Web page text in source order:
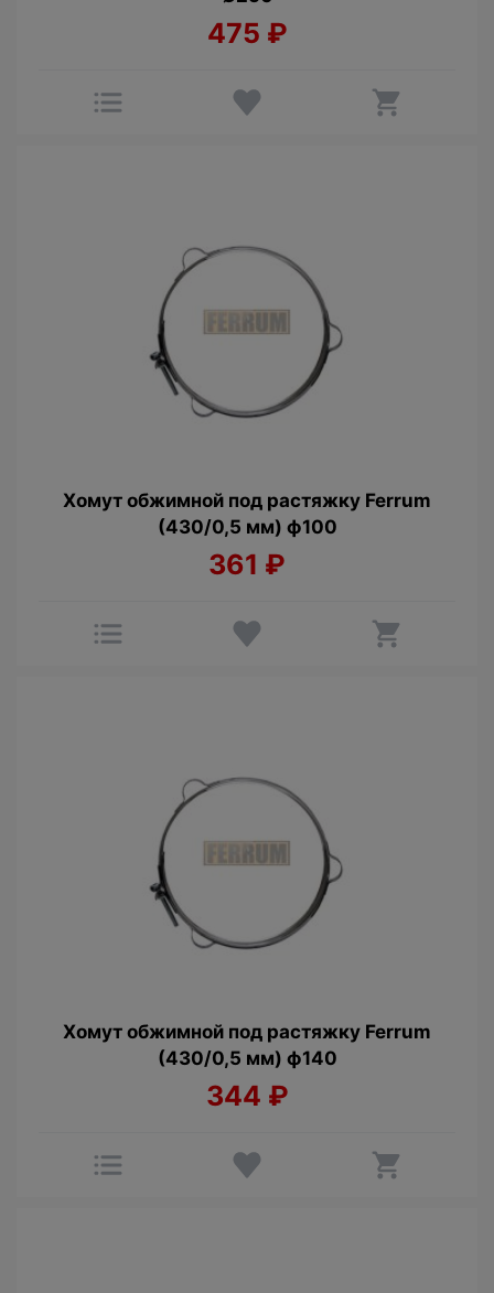
475 ₽
Хомут обжимной под растяжку Ferrum
(430/0,5 мм) ф100
361 ₽
Хомут обжимной под растяжку Ferrum
(430/0,5 мм) ф140
344 ₽